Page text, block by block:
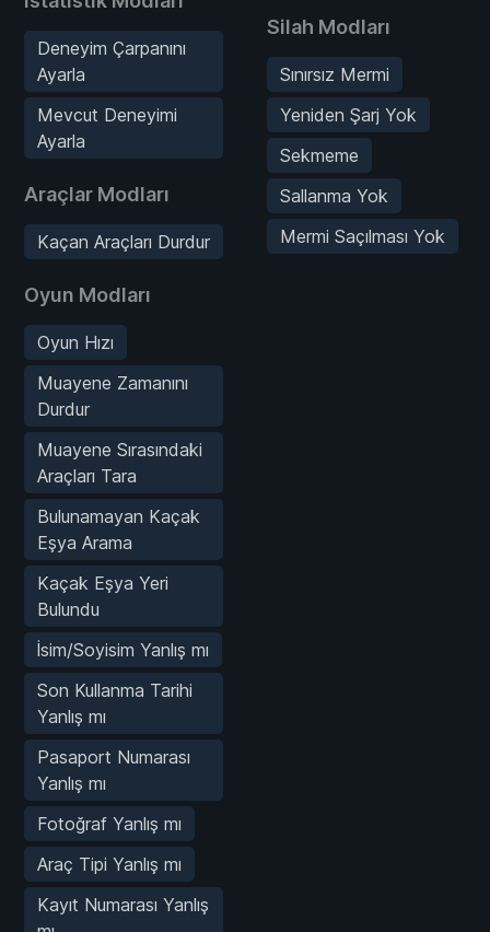
Deneyim Çarpanını
Ayarla
Mevcut Deneyimi
Ayarla
Araçlar Modları
Kaçan Araçları Durdur
Oyun Modları
Oyun Hızı
Muayene Zamanını
Durdur
Muayene Sırasındaki
Araçları Tara
Bulunamayan Kaçak
Eşya Arama
Kaçak Eşya Yeri
Bulundu
İsim/Soyisim Yanlış mı
Son Kullanma Tarihi
Yanlış mı
Pasaport Numarası
Yanlış mı
Fotoğraf Yanlış mı
Araç Tipi Yanlış mı
Kayıt Numarası Yanlış
Silah Modları
Sınırsız Mermi
Yeniden Şarj Yok
Sekmeme
Sallanma Yok
Mermi Saçılması Yok